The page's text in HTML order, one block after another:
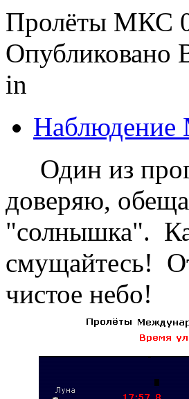
Пролёты МКС
Опубликовано
in
Один из
доверяю,
"солнышка".
смущайтесь!
чистое небо!